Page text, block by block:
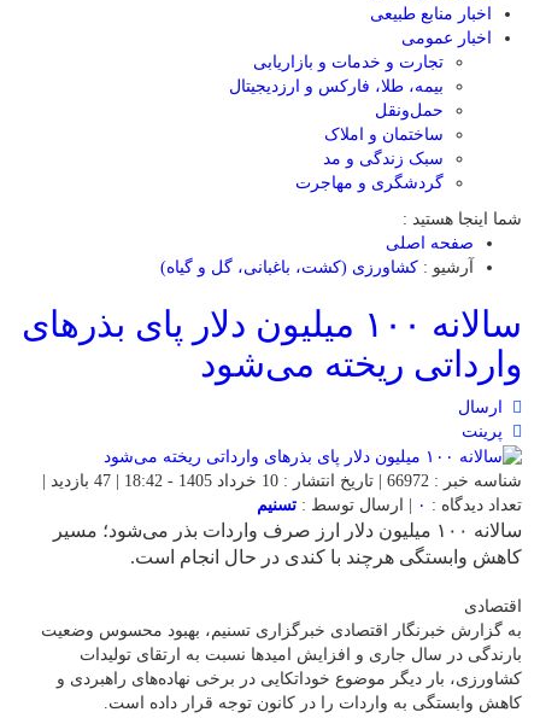
اخبار منابع طبیعی
اخبار عمومی
تجارت و خدمات و بازاریابی
بیمه، طلا، فارکس و ارزدیجیتال
حمل‌و‌نقل
ساختمان و املاک
سبک زندگی و مد
گردشگری و مهاجرت
شما اینجا هستید :
صفحه اصلی
آرشیو : کشاورزی (کشت، باغبانی، گل و گیاه)
سالانه ۱۰۰ میلیون دلار پای بذرهای
وارداتی ریخته می‌شود
ارسال
پرینت
شناسه خبر : 66972 | تاریخ انتشار : 10 خرداد 1405 - 18:42 | 47 بازدید |
تعداد دیدگاه : ۰ | ارسال توسط : تسنیم
سالانه ۱۰۰ میلیون دلار ارز صرف واردات بذر می‌شود؛ مسیر
کاهش وابستگی هرچند با کندی در حال انجام است.
اقتصادی
به گزارش خبرنگار اقتصادی خبرگزاری تسنیم، بهبود محسوس وضعیت
بارندگی در سال جاری و افزایش امیدها نسبت به ارتقای تولیدات
کشاورزی، بار دیگر موضوع خوداتکایی در برخی نهاده‌های راهبردی و
کاهش وابستگی به واردات را در کانون توجه قرار داده است.